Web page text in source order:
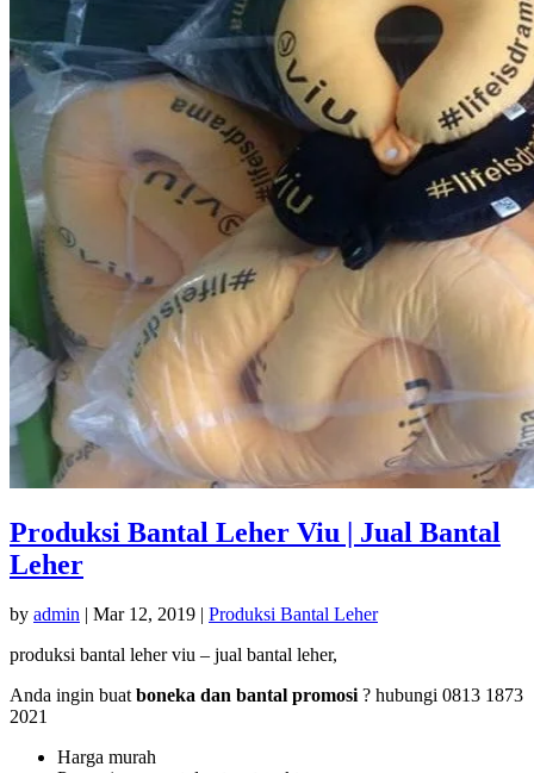
Produksi Bantal Leher Viu | Jual Bantal
Leher
by admin | Mar 12, 2019 | Produksi Bantal Leher
produksi bantal leher viu – jual bantal leher,
Anda ingin buatboneka dan bantal promosi? hubungi 0813 1873
2021
Harga murah